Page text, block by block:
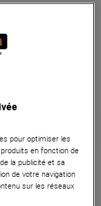
:
pour optimiser les
en fonction de
la publicité et sa
de votre navigation
sur les réseaux